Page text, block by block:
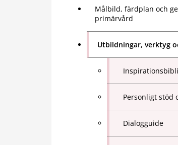
Målbild, färdplan och
primärvård
Utbildningar, verktyg
Personligt stöd
Dialogguide